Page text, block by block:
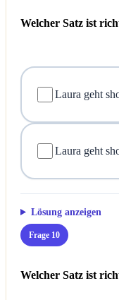
Welcher Satz ist
Laura geht
Laura geht
Lösung anzeigen
Frage 10
Welcher Satz ist